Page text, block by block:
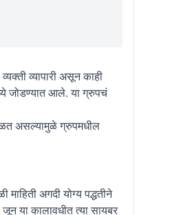
व्यापारी असून काही
जोडण्यात आले. या ग्रुपचं
असल्यामुळे ग्रुपमधील
अगदी योग्य पद्धतीने
या कालावधीत त्या सायबर